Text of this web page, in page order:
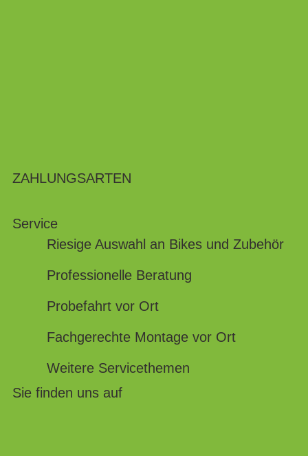
ZAHLUNGSARTEN
Service
Riesige Auswahl an Bikes und Zubehör
Professionelle Beratung
Probefahrt vor Ort
Fachgerechte Montage vor Ort
Weitere Servicethemen
Sie finden uns auf